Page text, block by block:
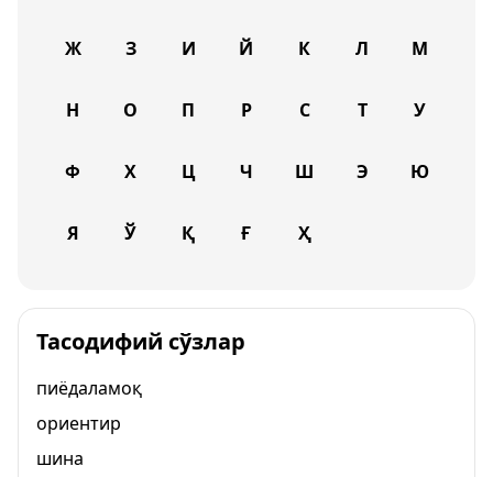
Ж З И Й К Л М
Н О П Р С Т У
Ф Х Ц Ч Ш Э Ю
Я Ў Қ Ғ Ҳ
Тасодифий сўзлар
пиёдаламоқ
ориентир
шина